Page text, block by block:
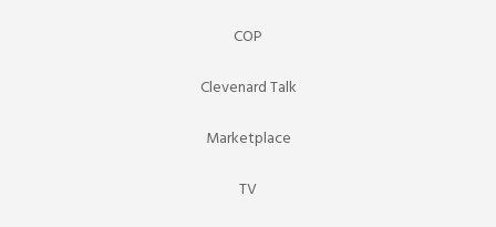
COP
Clevenard Talk
Marketplace
TV